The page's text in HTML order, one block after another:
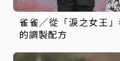
雀雀／從「淚之女王
的調製配方